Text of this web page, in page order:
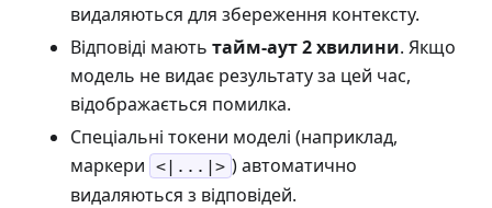
видаляються для збереження контексту.
Відповіді мають тайм-аут 2 хвилини. Якщо
модель не видає результату за цей час,
відображається помилка.
Спеціальні токени моделі (наприклад,
маркери
<|...|> ) автоматично
видаляються з відповідей.